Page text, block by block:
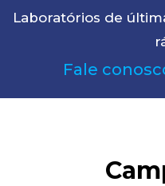
Laboratórios de
Fale